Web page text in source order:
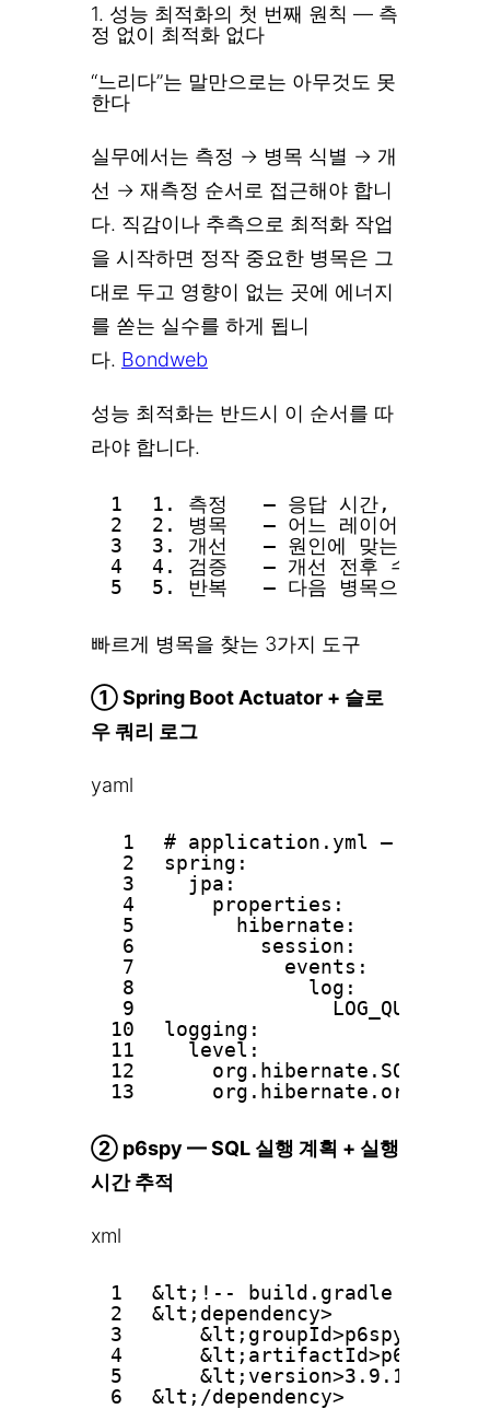
1. 성능 최적화의 첫 번째 원칙 — 측
정 없이 최적화 없다
“느리다”는 말만으로는 아무것도 못
한다
실무에서는 측정 → 병목 식별 → 개
선 → 재측정 순서로 접근해야 합니
다. 직감이나 추측으로 최적화 작업
을 시작하면 정작 중요한 병목은 그
대로 두고 영향이 없는 곳에 에너지
를 쏟는 실수를 하게 됩니
다. Bondweb
성능 최적화는 반드시 이 순서를 따
라야 합니다.
1
2
3
4
5
1. 측정   — 응답 시간, TPS, 에
2. 병목   — 어느 레이어(DB? 앱
3. 개선   — 원인에 맞는 최적화
4. 검증   — 개선 전후 수치 비교
5. 반복   — 다음 병목으로 이동
빠르게 병목을 찾는 3가지 도구
① Spring Boot Actuator + 슬로
우 쿼리 로그
yaml
1
2
3
4
5
6
7
8
9
10
11
12
13
# application.yml — 슬로우
spring:
jpa:
properties:
hibernate:
session:
events:
log:
logging:
level:
org.hibernate.SQL:
② p6spy — SQL 실행 계획 + 실행
시간 추적
xml
1
2
3
4
5
6
&lt;!-- build.gradle 또는
&lt;dependency>
&lt;groupId>p6spy&lt;/
&lt;version>3.9.1&lt;/
&lt;/dependency>